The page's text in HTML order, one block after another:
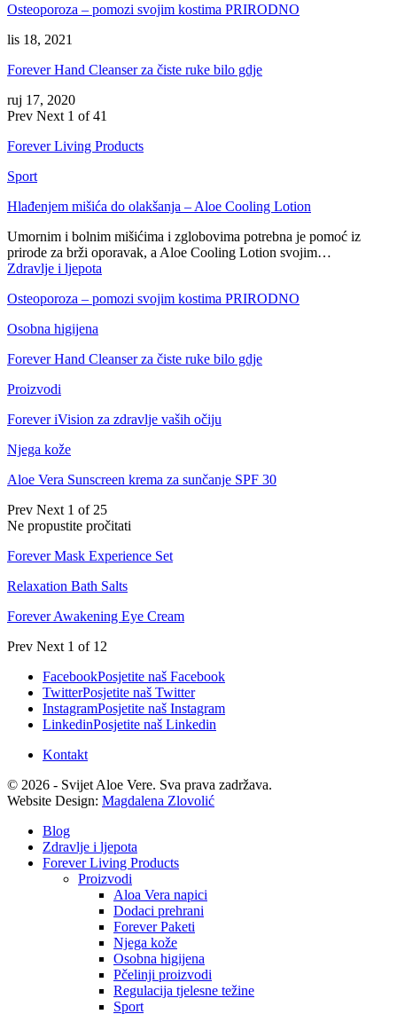
Osteoporoza – pomozi svojim kostima PRIRODNO
lis 18, 2021
Forever Hand Cleanser za čiste ruke bilo gdje
ruj 17, 2020
Prev Next 1 of 41
Forever Living Products
Sport
Hlađenjem mišića do olakšanja – Aloe Cooling Lotion
Umornim i bolnim mišićima i zglobovima potrebna je pomoć iz
prirode za brži oporavak, a Aloe Cooling Lotion svojim…
Zdravlje i ljepota
Osteoporoza – pomozi svojim kostima PRIRODNO
Osobna higijena
Forever Hand Cleanser za čiste ruke bilo gdje
Proizvodi
Forever iVision za zdravlje vaših očiju
Njega kože
Aloe Vera Sunscreen krema za sunčanje SPF 30
Prev Next 1 of 25
Ne propustite pročitati
Forever Mask Experience Set
Relaxation Bath Salts
Forever Awakening Eye Cream
Prev Next 1 of 12
FacebookPosjetite naš Facebook
TwitterPosjetite naš Twitter
InstagramPosjetite naš Instagram
LinkedinPosjetite naš Linkedin
Kontakt
© 2026 - Svijet Aloe Vere. Sva prava zadržava.
Website Design: Magdalena Zlovolić
Blog
Zdravlje i ljepota
Forever Living Products
Proizvodi
Aloa Vera napici
Dodaci prehrani
Forever Paketi
Njega kože
Osobna higijena
Pčelinji proizvodi
Regulacija tjelesne težine
Sport